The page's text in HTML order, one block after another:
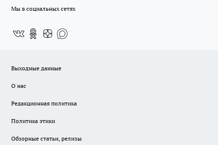
Мы в социальных сетях
Выходные данные
О нас
Редакционная политика
Политика этики
Обзорные статьи, релизы